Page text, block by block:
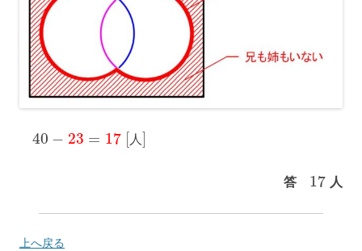
40 − 23 = 17 [ 人 ]
答 17 人
上へ戻る